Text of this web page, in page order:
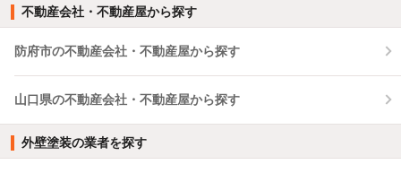
不動産会社・不動産屋から探す
防府市の不動産会社・不動産屋から探す
山口県の不動産会社・不動産屋から探す
外壁塗装の業者を探す